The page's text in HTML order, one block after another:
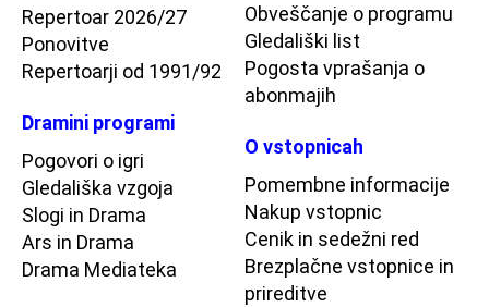
Repertoar 2026/27
Ponovitve
Repertoarji od 1991/92
Dramini programi
Pogovori o igri
Gledališka vzgoja
Slogi in Drama
Ars in Drama
Drama Mediateka
Obveščanje o programu
Gledališki list
Pogosta vprašanja o
abonmajih
O vstopnicah
Pomembne informacije
Nakup vstopnic
Cenik in sedežni red
Brezplačne vstopnice in
prireditve